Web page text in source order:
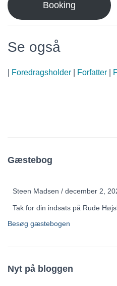
Booking
Se også
Foredragsholder Forfatter
Gæstebog
Steen Madsen / december 2,
Tak for din indsats på Rude
Besøg gæstebogen
Nyt på bloggen